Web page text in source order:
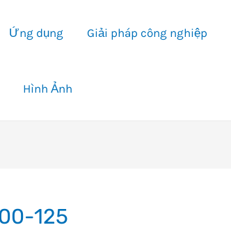
Ứng dụng Giải pháp công nghiệp
Hình Ảnh
125